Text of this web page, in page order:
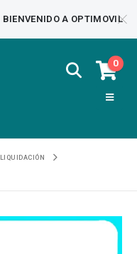
BIENVENIDO A OPTIMOVIL
0
LIQUIDACIÓN